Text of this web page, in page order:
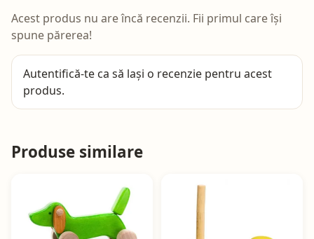
Acest produs nu are încă recenzii. Fii primul care își
spune părerea!
Autentifică-te ca să lași o recenzie pentru acest
produs.
Produse similare